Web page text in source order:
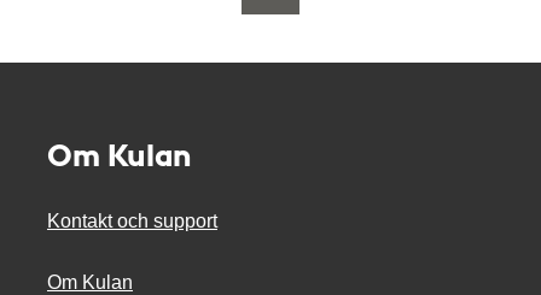
Om Kulan
Kontakt och support
Om Kulan